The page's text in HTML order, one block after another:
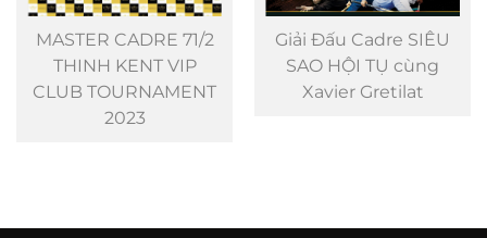
MASTER CADRE 71/2
THINH KENT VIP
CLUB TOURNAMENT
2023
Giải Đấu Cadre SIÊU
SAO HỘI TỤ cùng
Xavier Gretilat